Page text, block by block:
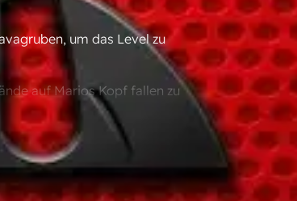
um das Level zu
auf Marios Kopf fallen zu
werden Standard-
zu überdenken.